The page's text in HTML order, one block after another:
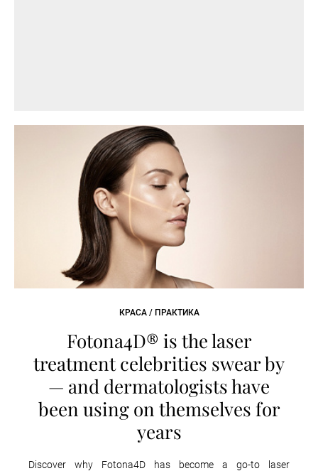
КРАСА / ПРАКТИКА
Fotona4D® is the laser
treatment celebrities swear by
— and dermatologists have
been using on themselves for
years
Discover why Fotona4D has become a go-to laser